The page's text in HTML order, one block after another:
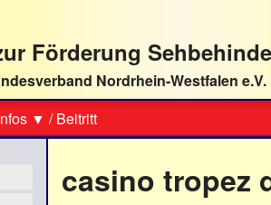
Förderung
Nordrhein-Westfalen e.V.
▼ /Beitritt
casino tropez